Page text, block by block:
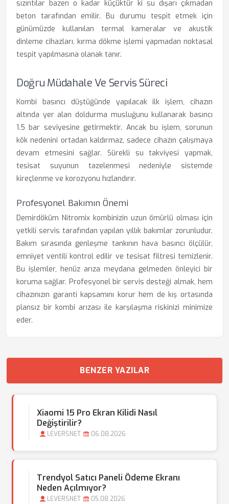
sızıntılar bazen o kadar küçüktür ki su dışarı çıkmadan
beton tarafından emilir. Bu durumu tespit etmek için
günümüzde kullanılan termal kameralar ve akustik
dinleme cihazları, kırma dökme işlemi yapmadan noktasal
tespit yapılmasına olanak tanır.
Doğru Müdahale Ve Servis Süreci
Kombi basıncı düştüğünde yapılacak ilk işlem, cihazın
altında yer alan doldurma musluğunu kullanarak basıncı
1.5 bar seviyesine getirmektir. Ancak bu işlem, sorunun
kök nedenini ortadan kaldırmaz, sadece cihazın çalışmaya
devam etmesini sağlar. Sürekli su takviyesi yapmak,
tesisat suyunun tazelenmesi nedeniyle sistemde
kireçlenme ve korozyonu hızlandırır.
Profesyonel Bakımın Önemi
Demirdöküm Nitromix kombinizin uzun ömürlü olması için
yetkili servis tarafından yapılan yıllık bakımlar zorunludur.
Bakım sırasında genleşme tankının hava basıncı ölçülür,
emniyet ventili kontrol edilir ve tesisat filtresi temizlenir.
Bu işlemler, henüz arıza meydana gelmeden önleyici bir
koruma sağlar. Profesyonel bir servis desteği almak, hem
cihazınızın garanti kapsamını korur hem de kış ortasında
plansız bir kombi arızası ile karşılaşma riskinizi minimize
eder.
BENZER YAZILAR
Xiaomi 15 Pro Ekran Kilidi Nasıl
Değiştirilir?
LEVERSNET 06.08.2026
Trendyol Satıcı Paneli Ödeme Ekranı
Neden Açılmıyor?
LEVERSNET 05.08.2026